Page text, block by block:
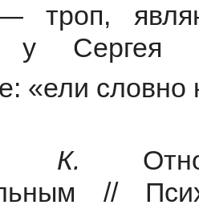
— троп,
у Сергея
«ели словно
К.
//